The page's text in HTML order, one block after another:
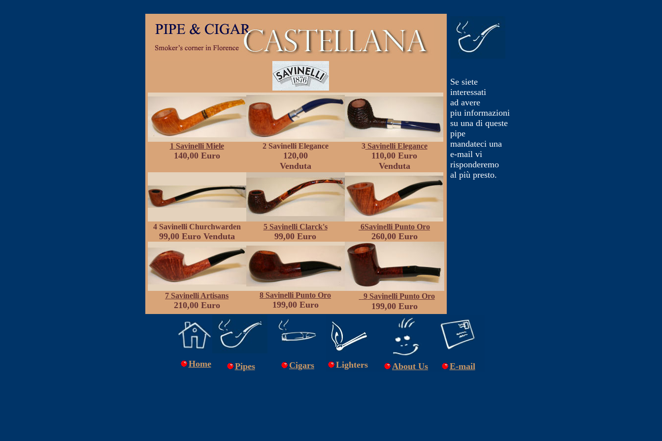
1 Savinelli Miele
140,00 Euro
2 Savinelli Elegance
120,00
Venduta
3Savinelli Elegance
110,00 Euro
Venduta
4 Savinelli Churchwarden
99,00 Euro Venduta
5Savinelli Clarck's
99,00 Euro
6Savinelli Punto Oro
260,00 Euro
7 Savinelli Artisans
210,00 Euro
8 Savinelli Punto Oro
199,00 Euro
9Savinelli Punto Oro
199,00 Euro
Se siete
interessati
ad avere
piu informazioni
su una di queste
pipe
mandateci una
e-mail vi
risponderemo
al più presto.
Home Pipes Cigars Lighters About Us E-mail